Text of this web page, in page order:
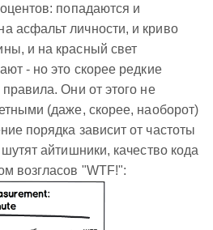
попадаются и
асфальт личности, и криво
и на красный свет
- но это скорее редкие
Они от этого не
(даже, скорее, наоборот)
порядка зависит от частоты
айтишники, качество кода
возгласов "WTF!":